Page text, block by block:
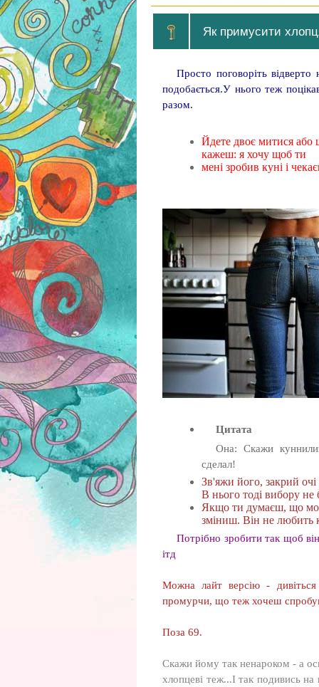
Як примусити
Просто поговоріть
подобається.У нього теж
разом.
Йдете двоє митися або
кажеш: я хочу щоб ти
мені зробив куні і
Цитата
Она: Скажи
сделал!
Зв'яжи його, закрий
В нього тоді вибору не
Якщо ти думаєш, що
зміниш. Він не любить
Потрібно зробити так щоб
ітд
Можна лайт версію -
промурчи, що теж хочеш
Поза 69.
Скажи йому так ненароком - а
хлопцеві теж...І так подивись